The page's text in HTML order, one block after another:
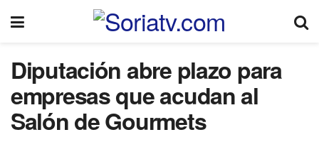
Diputación abre plazo para
empresas que acudan al
Salón de Gourmets